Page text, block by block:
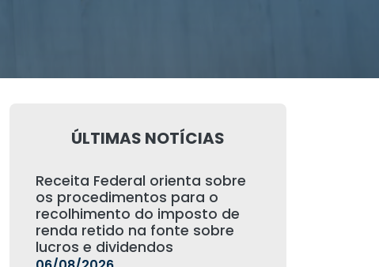
ÚLTIMAS NOTÍCIAS
Receita Federal orienta sobre
os procedimentos para o
recolhimento do imposto de
renda retido na fonte sobre
lucros e dividendos